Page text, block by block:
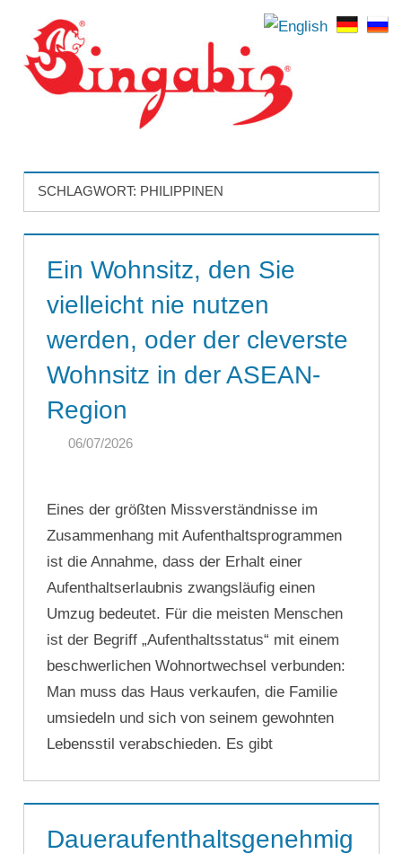
Inhalt
springen
Internationale
Firmengründungen
&
Holdingstrukturen
|
Singabiz®
International
Incorporation
Firmengründung,
Zweitwohnsitz,
Reiseoptimierung
SCHLAGWORT: PHILIPPINEN
Ein Wohnsitz, den Sie
vielleicht nie nutzen
werden, oder der cleverste
Wohnsitz in der ASEAN-
Region
06/07/2026
Eines der größten Missverständnisse im
Zusammenhang mit Aufenthaltsprogrammen
ist die Annahme, dass der Erhalt einer
Aufenthaltserlaubnis zwangsläufig einen
Umzug bedeutet. Für die meisten Menschen
ist der Begriff „Aufenthaltsstatus“ mit einem
beschwerlichen Wohnortwechsel verbunden:
Man muss das Haus verkaufen, die Familie
umsiedeln und sich von seinem gewohnten
Lebensstil verabschieden. Es gibt
Daueraufenthaltsgenehmig